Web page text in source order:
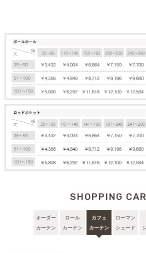
SHOPPING
オーダー
カーテン
ロール
カーテン
カフェ
カーテン
ローマン
シェード